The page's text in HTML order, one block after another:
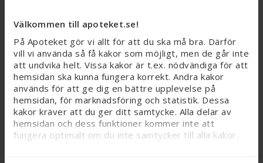
Välkommen till apoteket.se!
På Apoteket gör vi allt för att du ska må bra. Därför
vill vi använda så få kakor som möjligt, men de går inte
att undvika helt. Vissa kakor är t.ex. nödvändiga för att
hemsidan ska kunna fungera korrekt. Andra kakor
används för att ge dig en bättre upplevelse på
hemsidan, för marknadsföring och statistik. Dessa
kakor kräver att du ger ditt samtycke. Alla delar av
hemsidan och dess funktioner kommer inte att
fungera optimalt om du inte samtycker till alla kakor.